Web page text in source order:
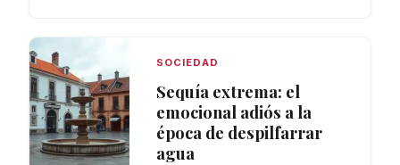
SOCIEDAD
Sequía extrema: el
emocional adiós a la
época de despilfarrar
agua